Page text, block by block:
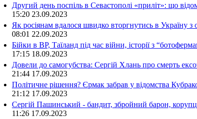
Другий день поспіль в Севастополі «приліт»: що
15:20 23.09.2023
Як росіянам вдалося швидко вторгнутись в Україну
08:01 22.09.2023
Бійки в ВР, Таїланд під час війни, історії з
17:15 18.09.2023
Довели до самогубства: Сергій Хлань про смерть
21:44 17.09.2023
Політичне рішення? Єрмак забрав у відомства
21:12 17.09.2023
Сергій Пашинський - бандит, збройний барон,
11:26 17.09.2023